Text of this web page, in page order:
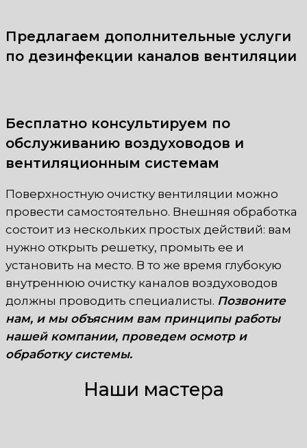
Предлагаем дополнительные услуги
по дезинфекции каналов вентиляции
Бесплатно консультируем по
обслуживанию воздуховодов и
вентиляционным системам
Поверхностную очистку вентиляции можно
провести самостоятельно. Внешняя обработка
состоит из нескольких простых действий: вам
нужно открыть решетку, промыть ее и
установить на место. В то же время глубокую
внутреннюю очистку каналов воздуховодов
должны проводить специалисты. Позвоните
нам, и мы объясним вам принципы работы
нашей компании, проведем осмотр и
обработку системы.
Наши мастера